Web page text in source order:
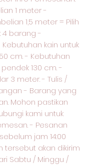
1 meter -
1,5 meter = Pilih
4 barang -
kain untuk
cm. - Kebutuhan
130 cm. -
3 meter. - Tulis /
- Barang yang
Mohon pastikan
kami untuk
- Pesanan
jam 14:00
tersebut akan dikirim
Sabtu / Minggu /